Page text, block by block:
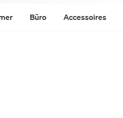
Büro Accessoires